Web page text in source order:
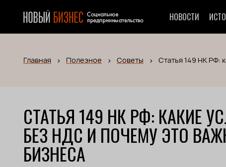
НОВОСТИ
Главная Полезное Советы Статья 149 НК РФ:
СТАТЬЯ 149 НК РФ: КАКИЕ
БЕЗ НДС И ПОЧЕМУ ЭТО
БИЗНЕСА